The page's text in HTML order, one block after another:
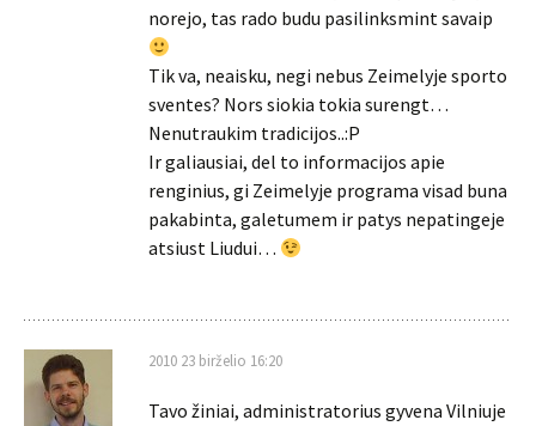
norejo, tas rado budu pasilinksmint savaip
Tik va, neaisku, negi nebus Zeimelyje sporto
sventes? Nors siokia tokia surengt…
Nenutraukim tradicijos..:P
Ir galiausiai, del to informacijos apie
renginius, gi Zeimelyje programa visad buna
pakabinta, galetumem ir patys nepatingeje
atsiust Liudui…
2010 23 birželio 16:20
Tavo žiniai, administratorius gyvena Vilniuje